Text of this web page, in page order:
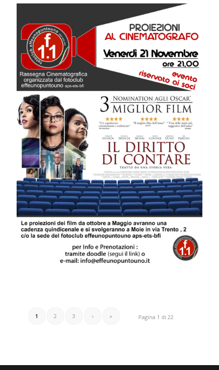
Pagina 1 di 22
1 2 3 › »